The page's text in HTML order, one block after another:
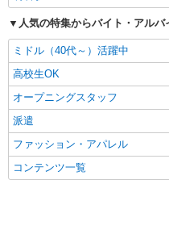
人気の特集からバイト・アル
ミドル（40代～）活躍中
高校生OK
オープニングスタッフ
派遣
ファッション・アパレル
コンテンツ一覧